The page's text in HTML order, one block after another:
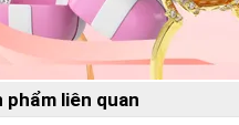
phẩm liên quan